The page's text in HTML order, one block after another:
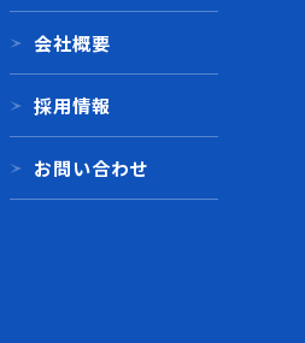
会社概要
採用情報
お問い合わせ